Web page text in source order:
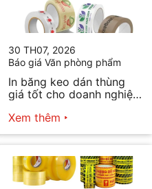
30 TH07, 2026
Báo giá Văn phòng phẩm
In băng keo dán thùng
giá tốt cho doanh nghiệp
Xem thêm